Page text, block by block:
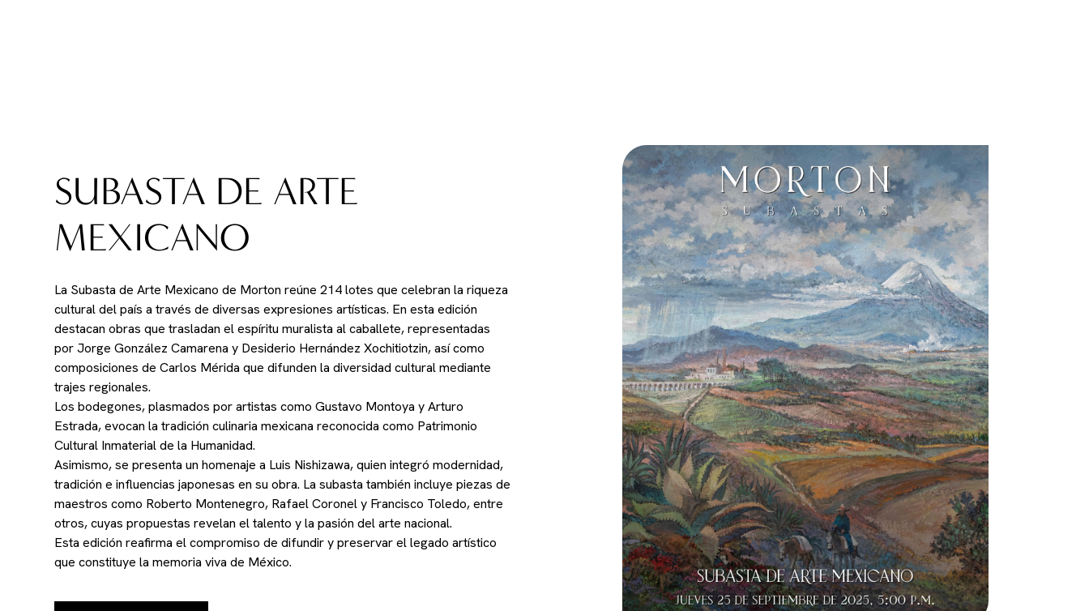
SUBASTA DE ARTE
MEXICANO
La Subasta de Arte Mexicano de Morton reúne 214 lotes que celebran la riqueza
cultural del país a través de diversas expresiones artísticas. En esta edición
destacan obras que trasladan el espíritu muralista al caballete, representadas
por Jorge González Camarena y Desiderio Hernández Xochitiotzin, así como
composiciones de Carlos Mérida que difunden la diversidad cultural mediante
trajes regionales.
Los bodegones, plasmados por artistas como Gustavo Montoya y Arturo
Estrada, evocan la tradición culinaria mexicana reconocida como Patrimonio
Cultural Inmaterial de la Humanidad.
Asimismo, se presenta un homenaje a Luis Nishizawa, quien integró modernidad,
tradición e influencias japonesas en su obra. La subasta también incluye piezas de
maestros como Roberto Montenegro, Rafael Coronel y Francisco Toledo, entre
otros, cuyas propuestas revelan el talento y la pasión del arte nacional.
Esta edición reafirma el compromiso de difundir y preservar el legado artístico
que constituye la memoria viva de México.